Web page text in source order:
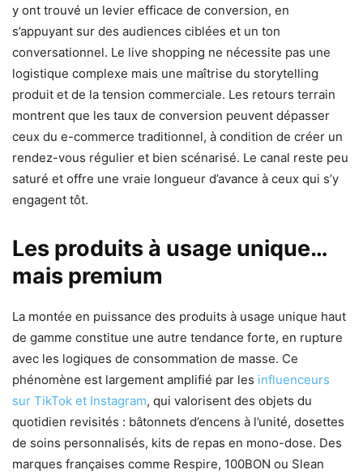
y ont trouvé un levier efficace de conversion, en
s’appuyant sur des audiences ciblées et un ton
conversationnel. Le live shopping ne nécessite pas une
logistique complexe mais une maîtrise du storytelling
produit et de la tension commerciale. Les retours terrain
montrent que les taux de conversion peuvent dépasser
ceux du e-commerce traditionnel, à condition de créer un
rendez-vous régulier et bien scénarisé. Le canal reste peu
saturé et offre une vraie longueur d’avance à ceux qui s’y
engagent tôt.
Les produits à usage unique…
mais premium
La montée en puissance des produits à usage unique haut
de gamme constitue une autre tendance forte, en rupture
avec les logiques de consommation de masse. Ce
phénomène est largement amplifié par les influenceurs
sur TikTok et Instagram, qui valorisent des objets du
quotidien revisités : bâtonnets d’encens à l’unité, dosettes
de soins personnalisés, kits de repas en mono-dose. Des
marques françaises comme Respire, 100BON ou Slean